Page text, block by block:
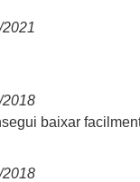
2018
baixar
2018